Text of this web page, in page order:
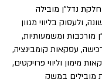
נדל"ן מובילה
ולעסוק בליווי מגוון
ומשמעותיות,
עסקאות קומבינציה,
מימון וליווי פרויקטים,
מובילים במשק